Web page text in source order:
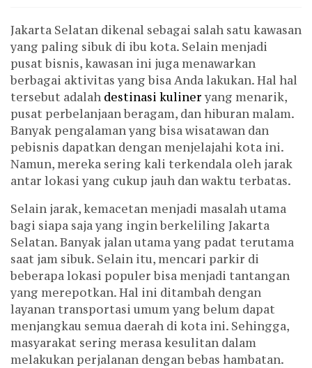
Jakarta Selatan dikenal sebagai salah satu kawasan
yang paling sibuk di ibu kota. Selain menjadi
pusat bisnis, kawasan ini juga menawarkan
berbagai aktivitas yang bisa Anda lakukan. Hal hal
tersebut adalah destinasi kulineryang menarik,
pusat perbelanjaan beragam, dan hiburan malam.
Banyak pengalaman yang bisa wisatawan dan
pebisnis dapatkan dengan menjelajahi kota ini.
Namun, mereka sering kali terkendala oleh jarak
antar lokasi yang cukup jauh dan waktu terbatas.
Selain jarak, kemacetan menjadi masalah utama
bagi siapa saja yang ingin berkeliling Jakarta
Selatan. Banyak jalan utama yang padat terutama
saat jam sibuk. Selain itu, mencari parkir di
beberapa lokasi populer bisa menjadi tantangan
yang merepotkan. Hal ini ditambah dengan
layanan transportasi umum yang belum dapat
menjangkau semua daerah di kota ini. Sehingga,
masyarakat sering merasa kesulitan dalam
melakukan perjalanan dengan bebas hambatan.